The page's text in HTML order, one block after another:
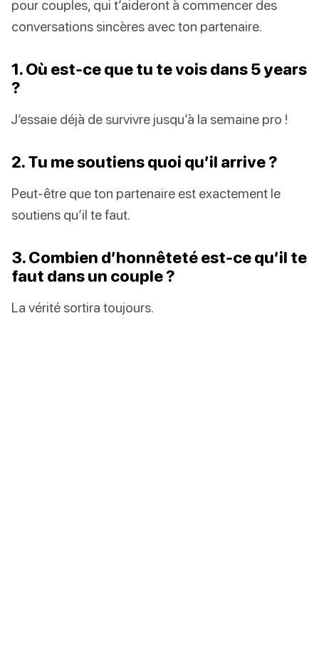
pour couples, qui t’aideront à commencer des
conversations sincères avec ton partenaire.
1. Où est-ce que tu te vois dans 5 years
?
J’essaie déjà de survivre jusqu’à la semaine pro !
2. Tu me soutiens quoi qu’il arrive ?
Peut-être que ton partenaire est exactement le
soutiens qu’il te faut.
3. Combien d’honnêteté est-ce qu’il te
faut dans un couple ?
La vérité sortira toujours.